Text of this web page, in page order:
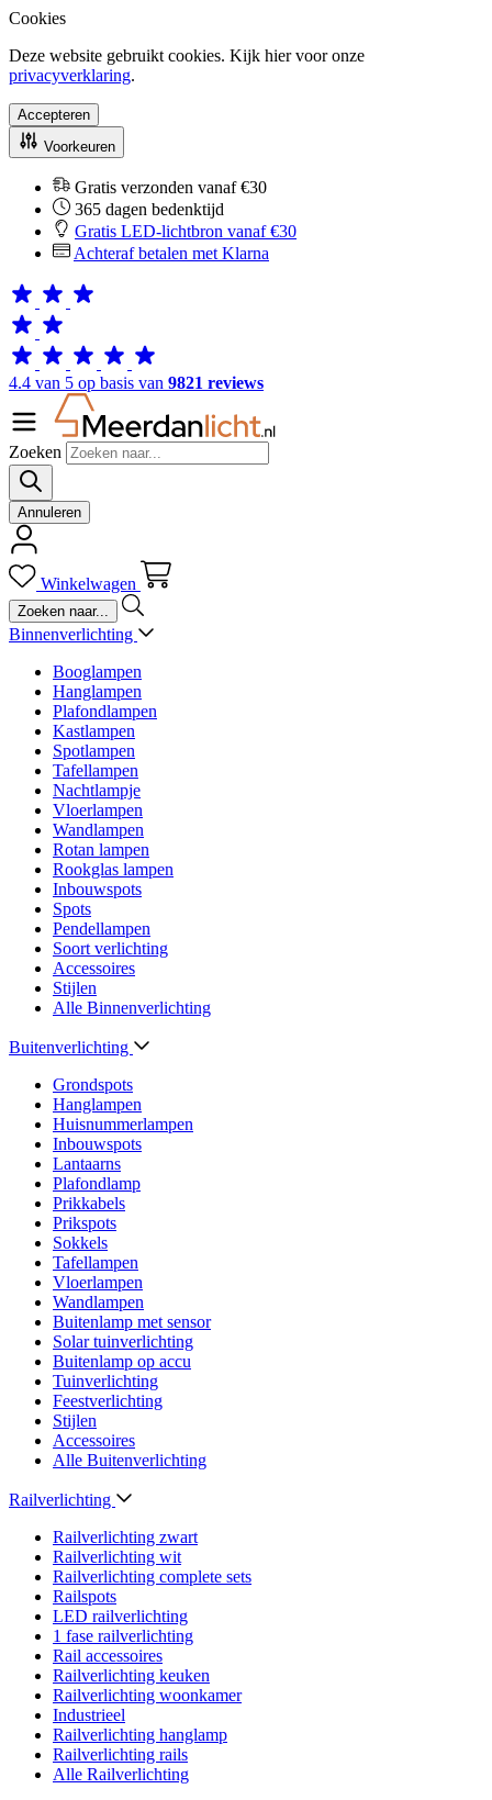
Cookies
Deze website gebruikt cookies. Kijk hier voor onze
privacyverklaring.
Accepteren
Voorkeuren
Gratis verzonden vanaf €30
365 dagen bedenktijd
Gratis LED-lichtbron vanaf €30
Achteraf betalen met Klarna
4.4 van 5 op basis van 9821 reviews
Zoeken
Annuleren
Winkelwagen
Binnenverlichting
Booglampen
Hanglampen
Plafondlampen
Kastlampen
Spotlampen
Tafellampen
Nachtlampje
Vloerlampen
Wandlampen
Rotan lampen
Rookglas lampen
Inbouwspots
Spots
Pendellampen
Soort verlichting
Accessoires
Stijlen
Alle Binnenverlichting
Buitenverlichting
Grondspots
Hanglampen
Huisnummerlampen
Inbouwspots
Lantaarns
Plafondlamp
Prikkabels
Prikspots
Sokkels
Tafellampen
Vloerlampen
Wandlampen
Buitenlamp met sensor
Solar tuinverlichting
Buitenlamp op accu
Tuinverlichting
Feestverlichting
Stijlen
Accessoires
Alle Buitenverlichting
Railverlichting
Railverlichting zwart
Railverlichting wit
Railverlichting complete sets
Railspots
LED railverlichting
1 fase railverlichting
Rail accessoires
Railverlichting keuken
Railverlichting woonkamer
Industrieel
Railverlichting hanglamp
Railverlichting rails
Alle Railverlichting